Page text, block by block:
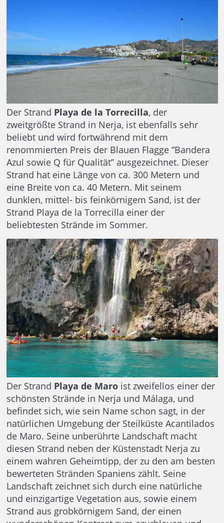
Der Strand Playa de la Torrecilla, der
zweitgrößte Strand in Nerja, ist ebenfalls sehr
beliebt und wird fortwährend mit dem
renommierten Preis der Blauen Flagge “Bandera
Azul sowie Q für Qualität” ausgezeichnet. Dieser
Strand hat eine Länge von ca. 300 Metern und
eine Breite von ca. 40 Metern. Mit seinem
dunklen, mittel- bis feinkörnigem Sand, ist der
Strand Playa de la Torrecilla einer der
beliebtesten Strände im Sommer.
Der Strand Playa de Maroist zweifellos einer der
schönsten Strände in Nerja und Málaga, und
befindet sich, wie sein Name schon sagt, in der
natürlichen Umgebung der Steilküste Acantilados
de Maro. Seine unberührte Landschaft macht
diesen Strand neben der Küstenstadt Nerja zu
einem wahren Geheimtipp, der zu den am besten
bewerteten Stränden Spaniens zählt. Seine
Landschaft zeichnet sich durch eine natürliche
und einzigartige Vegetation aus, sowie einem
Strand aus grobkörnigem Sand, der einen